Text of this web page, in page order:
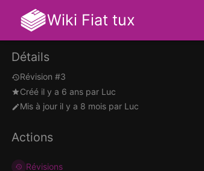
Wiki Fiat tux
Détails
Révision #3
Créé il y a 6 ans par Luc
Mis à jour il y a 8 mois par Luc
Actions
Révisions